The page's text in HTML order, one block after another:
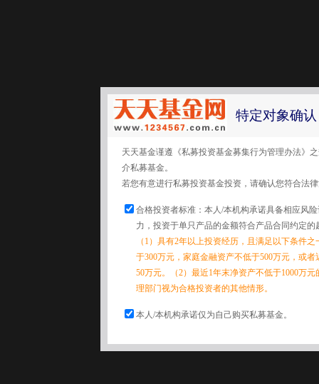
特定对象确认
天天基金谨遵《私募投资基金募集行为管理办法》
介私募基金。
若您有意进行私募投资基金投资，请确认您符合法
合格投资者标准：本人/本机构承诺具备相应风
力，投资于单只产品的金额符合产品合同约定的
（1）具有2年以上投资经历，且满足以下条件
于300万元，家庭金融资产不低于500万元，或
50万元。（2）最近1年末净资产不低于1000万
理部门视为合格投资者的其他情形。
本人/本机构承诺仅为自己购买私募基金。